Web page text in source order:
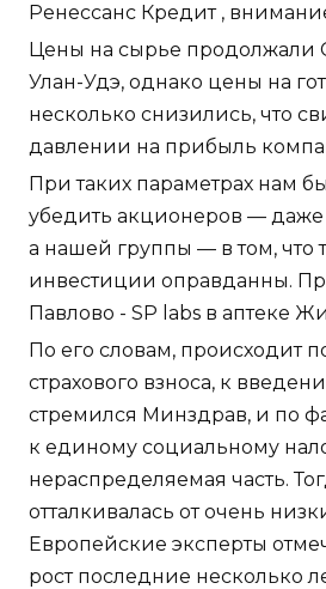
Ренессанс Кредит ,
Цены на сырье продолжали
Улан-Удэ, однако цены на
несколько снизились, что
давлении на прибыль
При таких параметрах нам
убедить акционеров — даже
а нашей группы — в том, что
инвестиции оправданны.
Павлово - SP labs в аптеке
По его словам, происходит
страхового взноса, к
стремился Минздрав, и по
к единому социальному
нераспределяемая часть.
отталкивалась от очень
Европейские эксперты
рост последние несколько